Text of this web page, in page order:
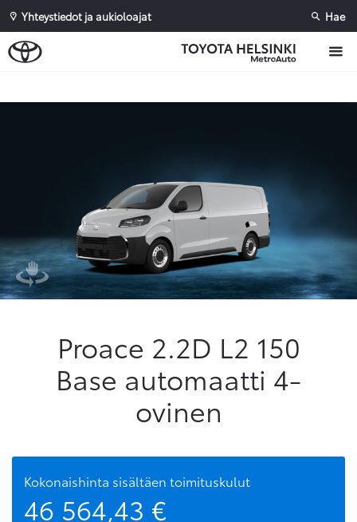
Yhteystiedot ja aukioloajat Hae
Proace 2.2D L2 150
Base automaatti 4-
ovinen
Kokonaishinta sisältäen toimituskulut
46 564,43 €